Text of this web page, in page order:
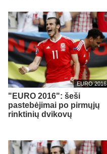
EURO 2016
"EURO 2016": šeši
pastebėjimai po pirmųjų
rinktinių dvikovų